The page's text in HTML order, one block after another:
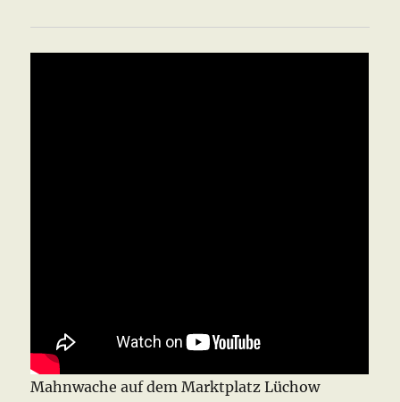
Mahnwache auf dem Marktplatz Lüchow